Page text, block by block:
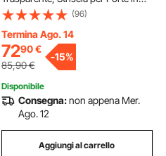
Plastica Liscia a Rullo Spessore
2mm Porte di Supermercato,
Fabbrica, Magazzino, Centri
Commerciali
(96)
Termina Ago. 14
7290€
85,90€
-15%
Disponibile
Consegna:non appena Mer.
Ago. 12
Aggiungi al carrello